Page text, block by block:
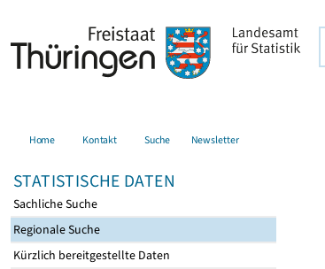
Home Kontakt Suche Newsletter
STATISTISCHE DATEN
Sachliche Suche
Regionale Suche
Kürzlich bereitgestellte Daten